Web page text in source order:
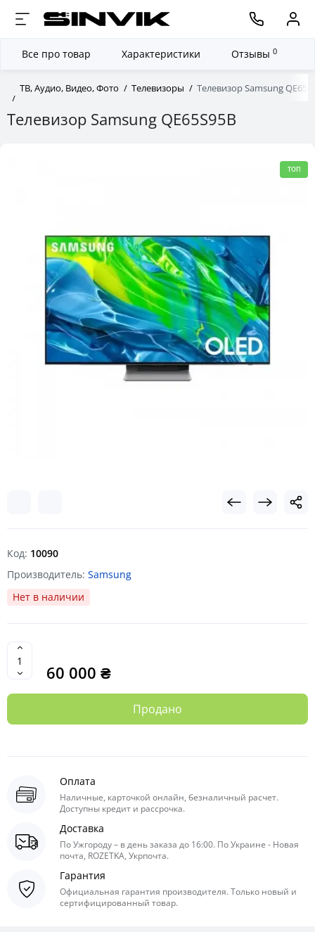
ТВ, Аудио, Видео, Фото Телевизоры Телевизор Samsung
Телевизор Samsung QE65S95B
Все про товар Характеристики Отзывы 0
ТОП
Код: 10090
Производитель: Samsung
Нет в наличии
60 000 ₴
Продано
Оплата
Наличные, карточкой онлайн, безналичный расчет.
Доступны кредит и рассрочка.
Доставка
По Ужгороду – в день заказа до 16:00. По Украине - Новая
почта, ROZETKA, Укрпочта.
Гарантия
Официальная гарантия производителя. Только новый и
сертифицированный товар.